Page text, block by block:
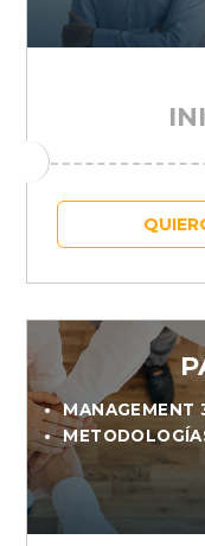
MANAGEMENT